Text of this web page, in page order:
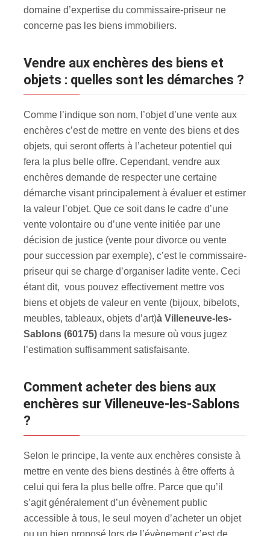
domaine d’expertise du commissaire-priseur ne
concerne pas les biens immobiliers.
Vendre aux enchères des biens et
objets : quelles sont les démarches ?
Comme l’indique son nom, l’objet d’une vente aux
enchères c’est de mettre en vente des biens et des
objets, qui seront offerts à l’acheteur potentiel qui
fera la plus belle offre. Cependant, vendre aux
enchères demande de respecter une certaine
démarche visant principalement à évaluer et estimer
la valeur l’objet. Que ce soit dans le cadre d’une
vente volontaire ou d’une vente initiée par une
décision de justice (vente pour divorce ou vente
pour succession par exemple), c’est le commissaire-
priseur qui se charge d’organiser ladite vente. Ceci
étant dit, vous pouvez effectivement mettre vos
biens et objets de valeur en vente (bijoux, bibelots,
meubles, tableaux, objets d’art)à Villeneuve-les-
Sablons (60175) dans la mesure où vous jugez
l’estimation suffisamment satisfaisante.
Comment acheter des biens aux
enchères sur Villeneuve-les-Sablons
?
Selon le principe, la vente aux enchères consiste à
mettre en vente des biens destinés à être offerts à
celui qui fera la plus belle offre. Parce que qu’il
s’agit généralement d’un évènement public
accessible à tous, le seul moyen d’acheter un objet
ou un bien proposé lors de l’évènement c’est de